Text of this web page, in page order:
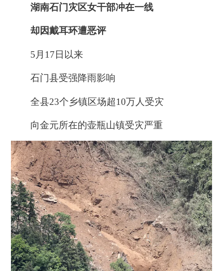
湖南石门灾区女干部冲在一线
却因戴耳环遭恶评
5月17日以来
石门县受强降雨影响
全县23个乡镇区场超10万人受灾
向金元所在的壶瓶山镇受灾严重